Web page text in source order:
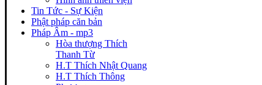
Tin Tức - Sự Kiện
Phật pháp căn bản
Pháp Âm - mp3
Hòa thượng Thích
Thanh Từ
H.T Thích Nhật Quang
H.T Thích Thông